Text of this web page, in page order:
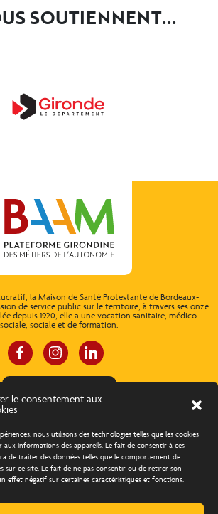
le consentement aux
nous utilisons des technologies telles que les cookies
informations des appareils. Le fait de consentir à ces
de traiter des données telles que le comportement de
sur ce site. Le fait de ne pas consentir ou de retirer son
effet négatif sur certaines caractéristiques et fonctions.
SOUTIENNENT...
la Maison de Santé Protestante de Bordeaux-
de service public sur le territoire, à travers ses onze
depuis 1920, elle a une vocation sanitaire, médico-
sociale, sociale et de formation.
Concours d’éloquence
métiers Trouver un emploi